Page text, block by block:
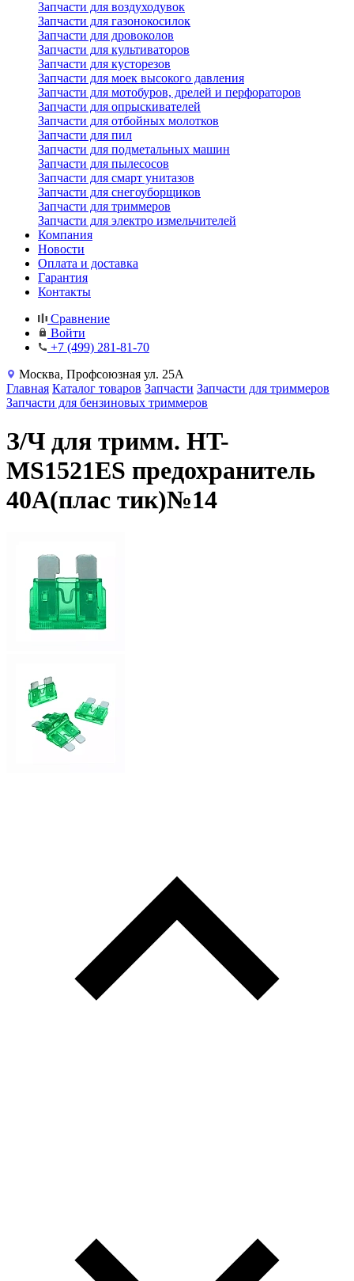
Запчасти для воздуходувок
Запчасти для газонокосилок
Запчасти для дровоколов
Запчасти для культиваторов
Запчасти для кусторезов
Запчасти для моек высокого давления
Запчасти для мотобуров, дрелей и перфораторов
Запчасти для опрыскивателей
Запчасти для отбойных молотков
Запчасти для пил
Запчасти для подметальных машин
Запчасти для пылесосов
Запчасти для смарт унитазов
Запчасти для снегоуборщиков
Запчасти для триммеров
Запчасти для электро измельчителей
Компания
Новости
Оплата и доставка
Гарантия
Контакты
Сравнение
Войти
+7 (499) 281-81-70
Москва, Профсоюзная ул. 25А
Главная Каталог товаров Запчасти Запчасти для триммеров
Запчасти для бензиновых триммеров
З/Ч для тримм. HT-
MS1521ES предохранитель
40А(плас тик)№14